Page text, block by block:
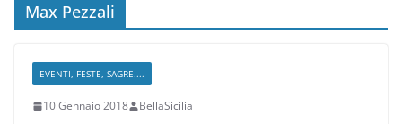
Max Pezzali
EVENTI, FESTE, SAGRE....
10 Gennaio 2018 BellaSicilia